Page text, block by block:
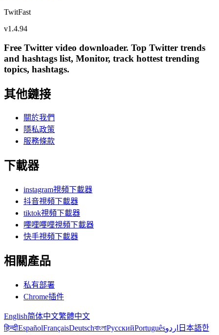
TwitFast
v1.4.94
Free Twitter video downloader. Top Twitter trends
and hashtags list, Monitor, track hottest trending
topics, hashtags.
其他鏈接
關於我們
隱私政策
服務條款
下載器
instagram視頻下載器
抖音視頻下載器
tiktok視頻下載器
嗶哩嗶哩視頻下載器
快手視頻下載器
相關產品
私有部署
Chrome插件
English简体中文繁體中文
हिन्दीEspañolFrançaisDeutschবাংলাРусскийPortuguêsاردو 日本語한